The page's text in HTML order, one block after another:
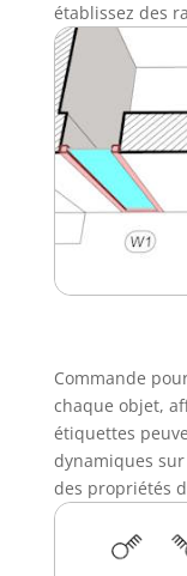
établissez des
Commande
chaque objet,
étiquettes
dynamiques
des propriétés